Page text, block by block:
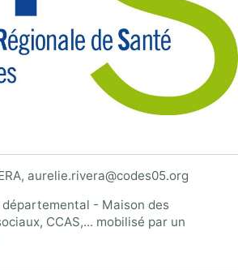
aurelie.rivera@codes05.org
départemental - Maison des
CCAS,... mobilisé par un